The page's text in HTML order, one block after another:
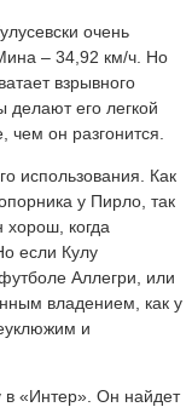
очень
– 34,92 км/ч. Но
взрывного
его легкой
он разгонится.
использования. Как
у Пирло, так
хорош, когда
если Кулу
Аллегри, или
владением, как у
и
в «Интер». Он найдет